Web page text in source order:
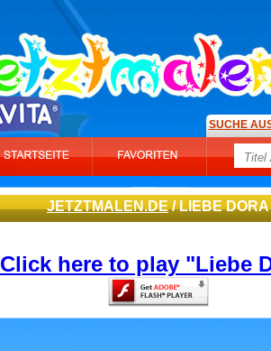
SUCHE
JETZTMALEN.DE/ LIEBE DORA
Click here to play "Liebe